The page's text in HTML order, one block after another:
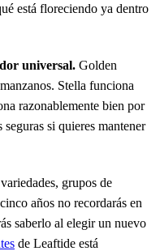
está floreciendo ya dentro
universal. Golden
Stella funciona
razonablemente bien por
si quieres mantener
grupos de
años no recordarás en
saberlo al elegir un nuevo
de Leaftide está